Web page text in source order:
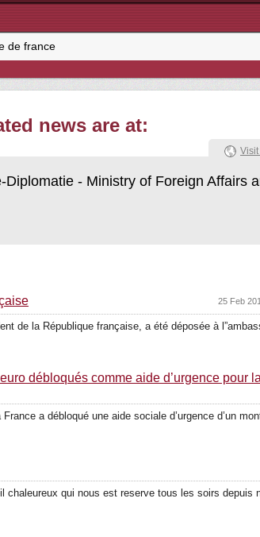
news are at:
Diplomatie - Ministry of Foreign Affairs
Visit
25 Feb
de la République française, a été déposée à
débloqués comme aide d’urgence pour
a débloqué une aide sociale d’urgence d’un
chaleureux qui nous est reserve tous les soirs